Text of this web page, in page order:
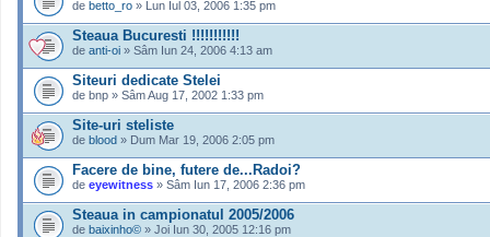
de betto_ro » Lun Iul 03, 2006 1:35 pm
Steaua Bucuresti !!!!!!!!!!!
de anti-oi » Sâm Iun 24, 2006 4:13 am
Siteuri dedicate Stelei
de bnp » Sâm Aug 17, 2002 1:33 pm
Site-uri steliste
de blood » Dum Mar 19, 2006 2:05 pm
Facere de bine, futere de...Radoi?
de eyewitness » Sâm Iun 17, 2006 2:36 pm
Steaua in campionatul 2005/2006
de baixinho© » Joi Iun 30, 2005 12:16 pm